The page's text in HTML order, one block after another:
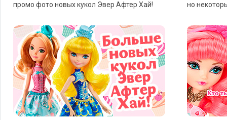
промо фото новых кукол Эвер Афтер Хай!
но